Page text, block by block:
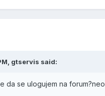
gtservis said:
da se ulogujem na